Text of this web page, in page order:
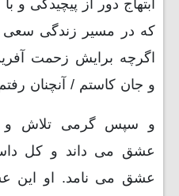
ابتهاج دور از پیچیدگی و
که در مسیر زندگی سعی
اگرچه برایش زحمت
و جان کاستم / آنچنان
و سپس گرمی تلاش و
عشق می داند و کل
عشق می نامد. او این